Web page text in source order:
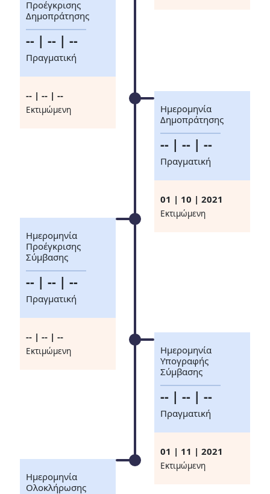
Προέγκρισης
Δημοπράτησης
-- | -- | --
Πραγματική
-- | -- | --
Eκτιμώμενη
Ημερομηνία
Δημοπράτησης
-- | -- | --
Πραγματική
01 | 10 | 2021
Eκτιμώμενη
Ημερομηνία
Προέγκρισης
Σύμβασης
-- | -- | --
Πραγματική
-- | -- | --
Eκτιμώμενη
Ημερομηνία
Υπογραφής
Σύμβασης
-- | -- | --
Πραγματική
01 | 11 | 2021
Eκτιμώμενη
Ημερομηνία
Ολοκλήρωσης